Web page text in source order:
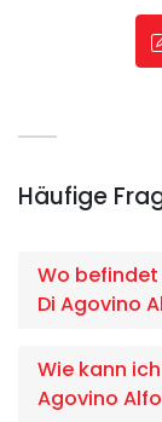
Häufige
Wo befindet
Di Agovino
Wie kann
Agovino